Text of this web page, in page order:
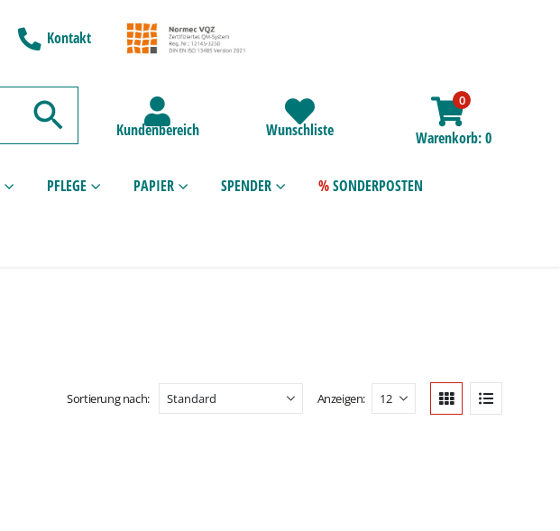
Kontakt
Kundenbereich Wunschliste
0
Warenkorb 0
PFLEGE PAPIER SPENDER SONDERPOSTEN
Sortierung nach: Anzeigen: